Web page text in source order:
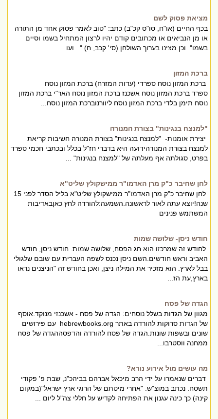
מציאת פסוק לשם
בכף החיים (או"ח, סו"ס קכ"ב) כתב: "טוב לאמר פסוק אחד מן התורה
או מן הנביאים או מכתובים קודם יהיו לרצון המתחיל בשמו וסיים
בשמו". וכן מצינו בערוך השולחן (סי' קכב, ח) "...ועו...
ברכת המזון
ברכת המזון נוסח ספרדי (עדות המזרח) ברכת המזון נוסח
ספרד ברכת המזון נוסח אשכנז ברכת המזון נוסח האר"י ברכת המזון
נוסח תימן בלדי ברכת המזון נוסח ליוורנוברכת המזון נוסח...
"למנצח בנגינות" בצורת המנורה
יצירת אומנות- "למנצח בנגינות" בצורת המנורה חשיבות קריאת
למנצח בצורת המנורהידועה היא בדברי חז"ל בכלל ובכתבי חכמי ספרד
בפרט, סגולתה אף מעלתה של "למצנח בנגינות" ...
לחן שחיבר כ"ק מרן האדמו"ר ממישקולץ שליט"א
לחן שחיבר כ"ק מרן האדמו"ר ממישקולץ שליט"א בליל הסדר לפני 15
שנה!יוצא עתה לאור לראשונה.השמעה:להורדה לחץ כאןבאדיבות
המשתמש פנינים
חודש ניסן- שלושה שמות
לחודש זה שמרכזו הוא חג הפסח, שלושה שמות. חודש ניסן, חודש
האביב וראש חודשים.השם ניסן נכנס לשפה העברית עם שובם שלגולי
בבל לארץ. הוא מזכיר את המילה ניצן, ואכן בחודש זה "הניצנים נראו
בארץ,עת הז...
הגדה של פסח
מגוון של הגדות בשלל נוסחים: הגדה של פסח - אשכנזי מנוקד.אוסף
של הגדות סרוקות להורדה באתר hebrewbooks.org עם פירושים
שונים ובשפות שונות.הגדה של פסח להורדה והדפסההגדה של פסח
ממחנה ווסטרבו...
מה עושים מול אירוע נורא?
דברים שנאמרו על ידי הרב מיכאל אברהם בביהכ"נ, שבת פ' פקודי
תשסח. נכתב במוצ"ש. "אחרי מיטתם של הרוגי ארץ ישראל"(במקום
קינה) כך כינה עגנון את הפתיחה לקדיש על חללי צה"ל ליום ...